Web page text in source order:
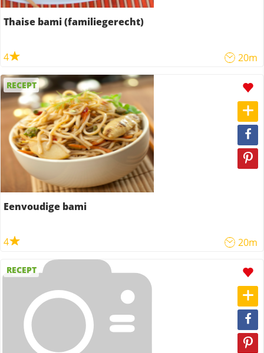
Thaise bami (familiegerecht)
4 20m
RECEPT
Eenvoudige bami
4 20m
RECEPT